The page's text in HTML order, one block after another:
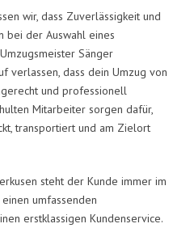
wir, dass Zuverlässigkeit und
bei der Auswahl eines
Sänger
verlassen, dass dein Umzug von
und professionell
Mitarbeiter sorgen dafür,
transportiert und am Zielort
steht der Kunde immer im
umfassenden
erstklassigen Kundenservice.